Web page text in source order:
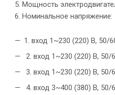
5. Мощность
6. Номинальное напряжение:
1. вход 1~230 (220) В, 50/
2. вход 1~230 (220) В,
3. вход 1~230 (220) В,
4. вход 3~400 (380) В,